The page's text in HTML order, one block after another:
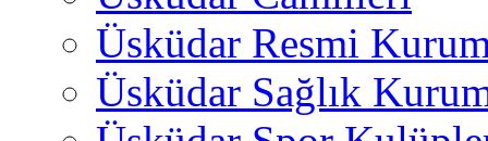
Üsküdar Resmi
Üsküdar Sağlık